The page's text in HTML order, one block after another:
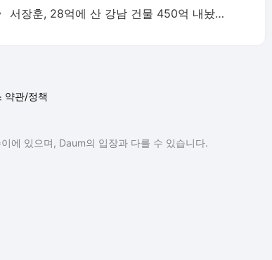
서장훈, 28억에 산 강남 건물 450억 내놨다…세후 차익 280억 '잭팟'
약관/정책
에 있으며, Daum의 입장과 다를 수 있습니다.